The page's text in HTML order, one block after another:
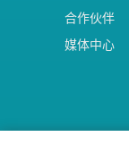
合作伙伴
媒体中心